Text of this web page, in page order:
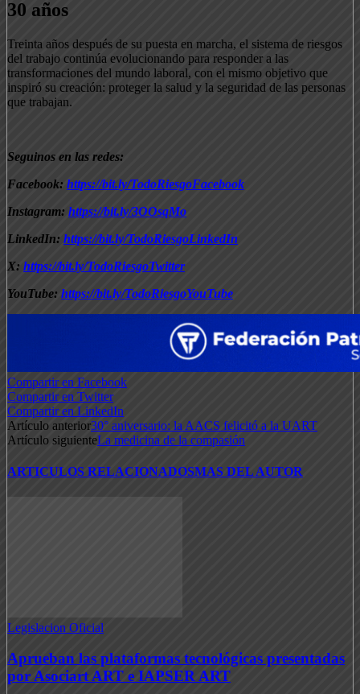
30 años
Treinta años después de su puesta en marcha, el sistema de riesgos
del trabajo continúa evolucionando para responder a las
transformaciones del mundo laboral, con el mismo objetivo que
inspiró su creación: proteger la salud y la seguridad de las personas
que trabajan.
Seguinos en las redes:
Facebook: https://bit.ly/TodoRiesgoFacebook
Instagram: https://bit.ly/3OOsqMo
LinkedIn: https://bit.ly/TodoRiesgoLinkedIn
X: https://bit.ly/TodoRiesgoTwitter
YouTube: https://bit.ly/TodoRiesgoYouTube
Compartir en Facebook
Compartir en Twitter
Compartir en LinkedIn
Artículo anterior30° aniversario: la AACS felicitó a la UART
Artículo siguienteLa medicina de la compasión
ARTICULOS RELACIONADOSMAS DEL AUTOR
Legislacion Oficial
Aprueban las plataformas tecnológicas presentadas
por Asociart ART e IAPSER ART